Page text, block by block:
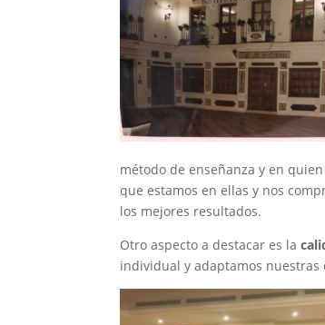
método de enseñanza y en
que estamos en ellas y nos
los mejores resultados.
Otro aspecto a destacar es la
individual y adaptamos nuestras